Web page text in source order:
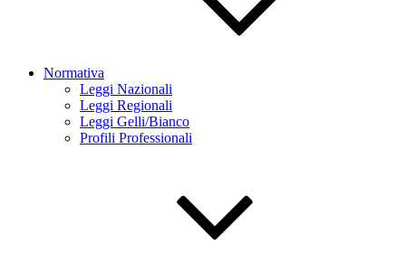
Normativa
Leggi Nazionali
Leggi Regionali
Leggi Gelli/Bianco
Profili Professionali